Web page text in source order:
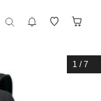
1 /7